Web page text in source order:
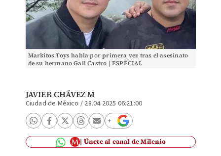
Markitos Toys habla por primera vez tras el asesinato
de su hermano Gail Castro | ESPECIAL
JAVIER CHÁVEZ M
Ciudad de México / 28.04.2025 06:21:00
Únete al canal de Milenio